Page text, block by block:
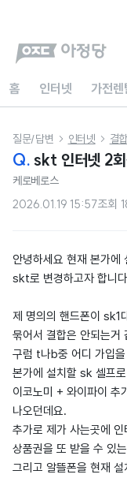
홈 인터넷 가전렌
질문/답변  인터넷  결
Q. skt 인터넷 2회
케로베로스
2026.01.19 15:57조회
안녕하세요 현재 본가
skt로 변경하고자 합니
제 명의의 핸드폰이 sk1
묶어서 결합은 안되는거
구럼 t나b중 어디 가입
본가에 설치할 sk 셀프
이코노미 + 와이파이 추
나오던데요.
추가로 제가 사는곳에 인
상품권을 또 받을 수 있
그리고 알뜰폰을 현재